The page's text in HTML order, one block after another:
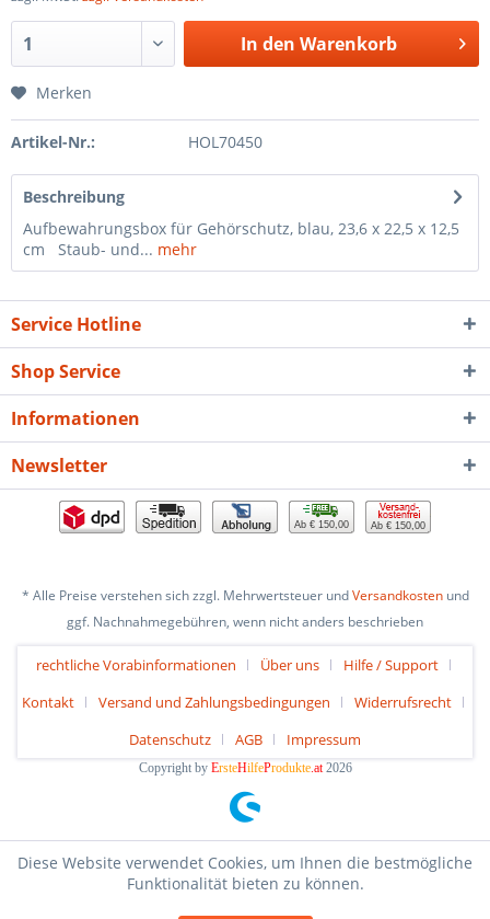
In den Warenkorb
Merken
Artikel-Nr.: HOL70450
Beschreibung
Aufbewahrungsbox für Gehörschutz, blau, 23,6 x 22,5 x 12,5
cm Staub- und... mehr
Service Hotline
Shop Service
Informationen
Newsletter
Ab € 150,00 Ab € 150,00
* Alle Preise verstehen sich zzgl. Mehrwertsteuer undVersandkostenund
ggf. Nachnahmegebühren, wenn nicht anders beschrieben
rechtliche Vorabinformationen Über uns
Hilfe / Support
Kontakt
Versand und Zahlungsbedingungen
Widerrufsrecht
Datenschutz
AGB Impressum
Copyright by ErsteHilfeProdukte.at2026
Diese Website verwendet Cookies, um Ihnen die bestmögliche
Funktionalität bieten zu können.